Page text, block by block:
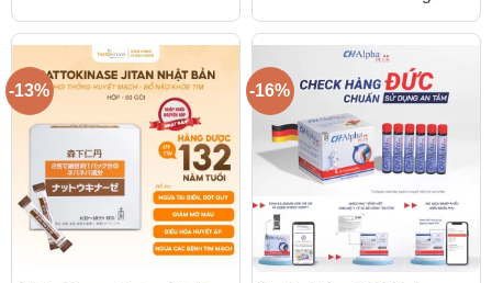
Khớp Linh Hoạt (Chai
Hỗ Trợ Xương Khớp
-13% -16%